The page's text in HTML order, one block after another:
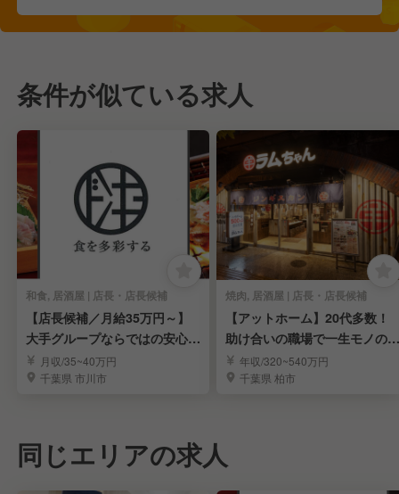
条件が似ている求人
和食, 居酒屋 | 店長・店長候補
【店長候補／月給35万円～】
大手グループならではの安心環
境で長く活躍
月収/35~40万円
千葉県 市川市
焼肉, 居酒屋 | 店長・店長候補
【アットホーム】20代多数！
助け合いの職場で一生モノの経
営ノウハウを学ぶ！
年収/320~540万円
千葉県 柏市
同じエリアの求人